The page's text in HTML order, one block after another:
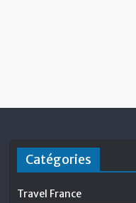
Catégories
Travel France